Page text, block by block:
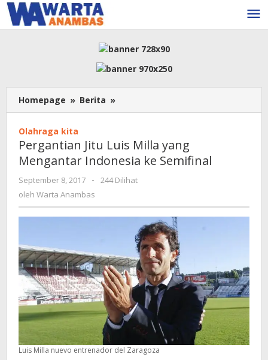
Lewati
ke
konten
Homepage » Berita »
Jitu
yang
Mengantar
Indonesia
Olahraga kita
Pergantian Jitu Luis Milla yang
Mengantar Indonesia ke Semifinal
September 8, 2017
oleh
-
244 Dilihat
oleh Warta Anambas
Luis Milla nuevo entrenador del Zaragoza